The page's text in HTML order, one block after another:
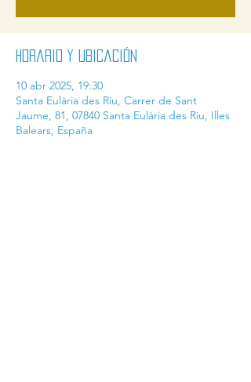
Horario y ubicación
10 abr 2025, 19:30
Santa Eulària des Riu, Carrer de Sant
Jaume, 81, 07840 Santa Eulària des Riu, Illes
Balears, España